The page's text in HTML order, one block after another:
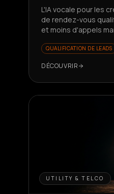
L'IA vocale pour les
de rendez-vous
et moins d'appels
QUALIFICATION DE LEADS
DÉCOUVRIR
UTILITY & TELCO